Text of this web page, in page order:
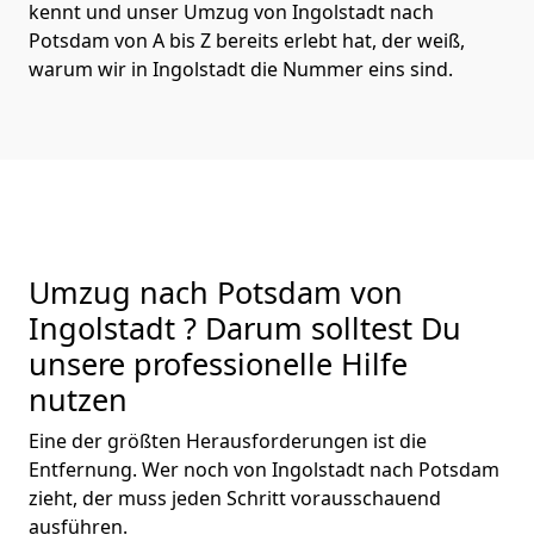
kennt und unser Umzug von Ingolstadt nach
Potsdam von A bis Z bereits erlebt hat, der weiß,
warum wir in Ingolstadt die Nummer eins sind.
Umzug nach Potsdam von
Ingolstadt ? Darum solltest Du
unsere professionelle Hilfe
nutzen
Eine der größten Herausforderungen ist die
Entfernung. Wer noch von Ingolstadt nach Potsdam
zieht, der muss jeden Schritt vorausschauend
ausführen.